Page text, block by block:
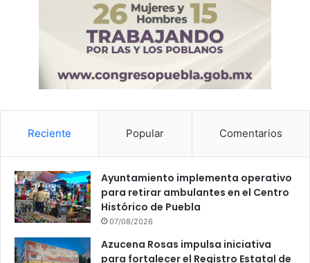
Reciente Popular Comentarios
Ayuntamiento implementa operativo
para retirar ambulantes en el Centro
Histórico de Puebla
07/08/2026
Azucena Rosas impulsa iniciativa
para fortalecer el Registro Estatal de